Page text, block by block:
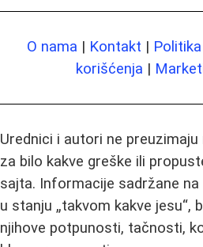
O nama | Kontakt |
korišćenja |
Urednici i autori ne
za bilo kakve greške ili
sajta. Informacije sadržane
u stanju „takvom kakve jesu“,
njihove potpunosti, tačnosti,